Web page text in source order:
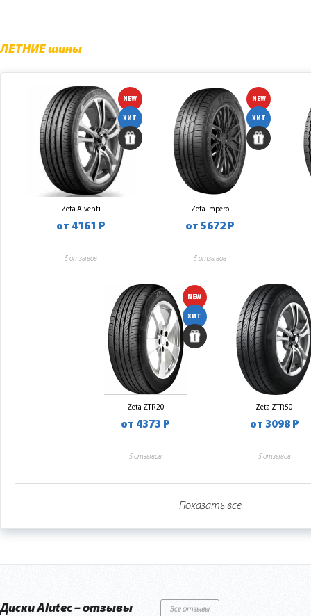
ЛЕТНИЕ шины
NEW
ХИТ
Zeta Alventi
от 4161 Р
5 отзывов
NEW
ХИТ
Zeta Impero
от 5672 Р
5 отзывов
NEW
ХИТ
Zeta ZTR20
от 4373 Р
5 отзывов
Zeta ZTR50
от 3098 Р
5 отзывов
Показать все
Диски Alutec – отзывы Все отзывы